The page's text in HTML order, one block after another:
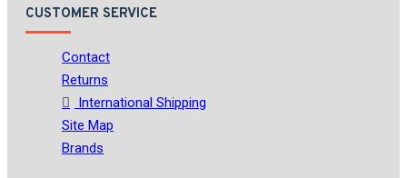
CUSTOMER SERVICE
Contact
Returns
International Shipping
Site Map
Brands